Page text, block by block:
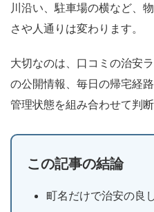
川沿い、駐車場の横など、
さや人通りは変わります。
大切なのは、口コミの治安
の公開情報、毎日の帰宅経
管理状態を組み合わせて判断
この記事の結論
町名だけで治安の良